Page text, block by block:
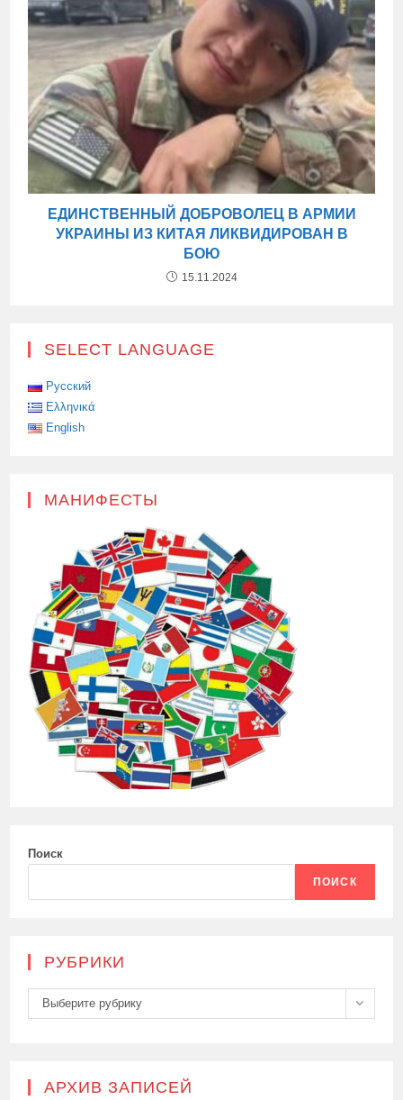
ЕДИНСТВЕННЫЙ ДОБРОВОЛЕЦ В АРМИИ
УКРАИНЫ ИЗ КИТАЯ ЛИКВИДИРОВАН В
БОЮ
15.11.2024
SELECT LANGUAGE
Русский
Ελληνικά
English
МАНИФЕСТЫ
Поиск
ПОИСК
РУБРИКИ
Рубрики
Выберите рубрику
АРХИВ ЗАПИСЕЙ